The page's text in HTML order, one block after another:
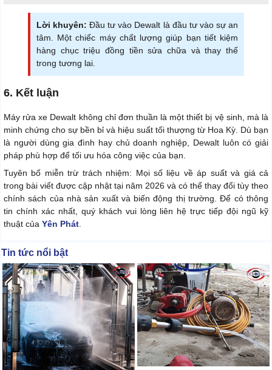
Lời khuyên: Đầu tư vào Dewalt là đầu tư vào sự an
tâm. Một chiếc máy chất lượng giúp bạn tiết kiệm
hàng chục triệu đồng tiền sửa chữa và thay thế
trong tương lai.
6. Kết luận
Máy rửa xe Dewalt không chỉ đơn thuần là một thiết bị vệ sinh, mà là
minh chứng cho sự bền bỉ và hiệu suất tối thượng từ Hoa Kỳ. Dù bạn
là người dùng gia đình hay chủ doanh nghiệp, Dewalt luôn có giải
pháp phù hợp để tối ưu hóa công việc của bạn.
Tuyên bố miễn trừ trách nhiệm: Mọi số liệu về áp suất và giá cả
trong bài viết được cập nhật tại năm 2026 và có thể thay đổi tùy theo
chính sách của nhà sản xuất và biến động thị trường. Để có thông
tin chính xác nhất, quý khách vui lòng liên hệ trực tiếp đội ngũ kỹ
thuật của Yên Phát
Tin tức nổi bật